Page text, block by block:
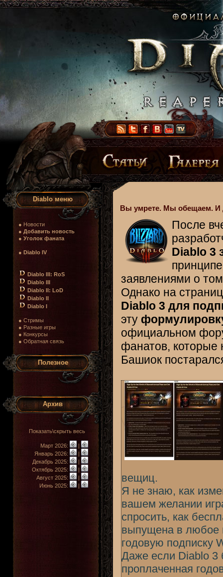
Diablo меню
● Новости
● Добавить новость
● Уголок фаната
● Diablo IV
Diablo III: RoS
Diablo III
Diablo II: LoD
Diablo II
Diablo I
● Стримы
● Разные игры
● Конкурсы
● Обратная связь
Полезное
Архив
Показать\скрыть весь
Март 2026:
|
Январь 2026:
|
Декабрь 2025:
|
Октябрь 2025:
|
Август 2025:
|
Июнь 2025:
|
Вы умрете. Мы обещаем. И
После
Diablo 3
заявлениями о
Однако на
Diablo 3 для
эту
официальном
фанатов, которые
Башиок
вещиц.
Я не знаю, как
вашем желании
спросить, как
выпущена в любое
годовую подписку
Даже если Diablo 3
проплаченная